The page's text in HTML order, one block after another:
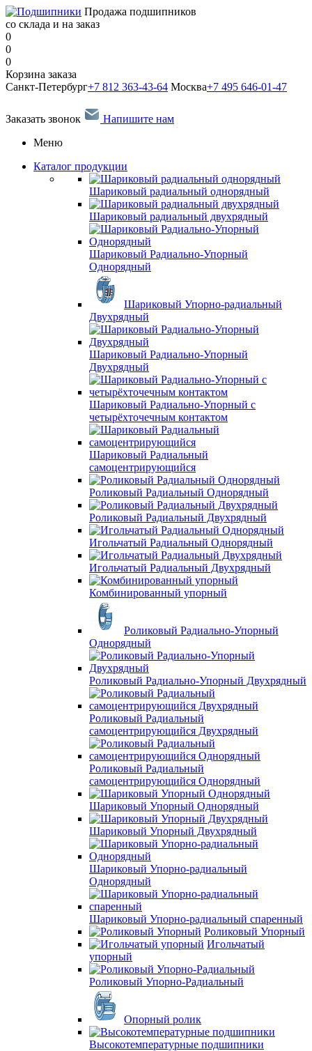
Продажа подшипников
со склада и на заказ
0
0
0
Корзина заказа
Санкт-Петербург+7 812 363-43-64 Москва+7 495 646-01-47
Заказать звонок
Напишите нам
Меню
Каталог продукции
Шариковый радиальный однорядный
Шариковый радиальный двухрядный
Шариковый Радиально-Упорный
Однорядный
Шариковый Упорно-радиальный
Двухрядный
Шариковый Радиально-Упорный
Двухрядный
Шариковый Радиально-Упорный с
четырёхточечным контактом
Шариковый Радиальный
самоцентрирующийся
Роликовый Радиальный Однорядный
Роликовый Радиальный Двухрядный
Игольчатый Радиальный Однорядный
Игольчатый Радиальный Двухрядный
Комбинированный упорный
Роликовый Радиально-Упорный
Однорядный
Роликовый Радиально-Упорный Двухрядный
Роликовый Радиальный
самоцентрирующийся Двухрядный
Роликовый Радиальный
самоцентрирующийся Однорядный
Шариковый Упорный Однорядный
Шариковый Упорный Двухрядный
Шариковый Упорно-радиальный
Однорядный
Шариковый Упорно-радиальный спаренный
Роликовый Упорный
Игольчатый
упорный
Роликовый Упорно-Радиальный
Опорный ролик
Высокотемпературные подшипники